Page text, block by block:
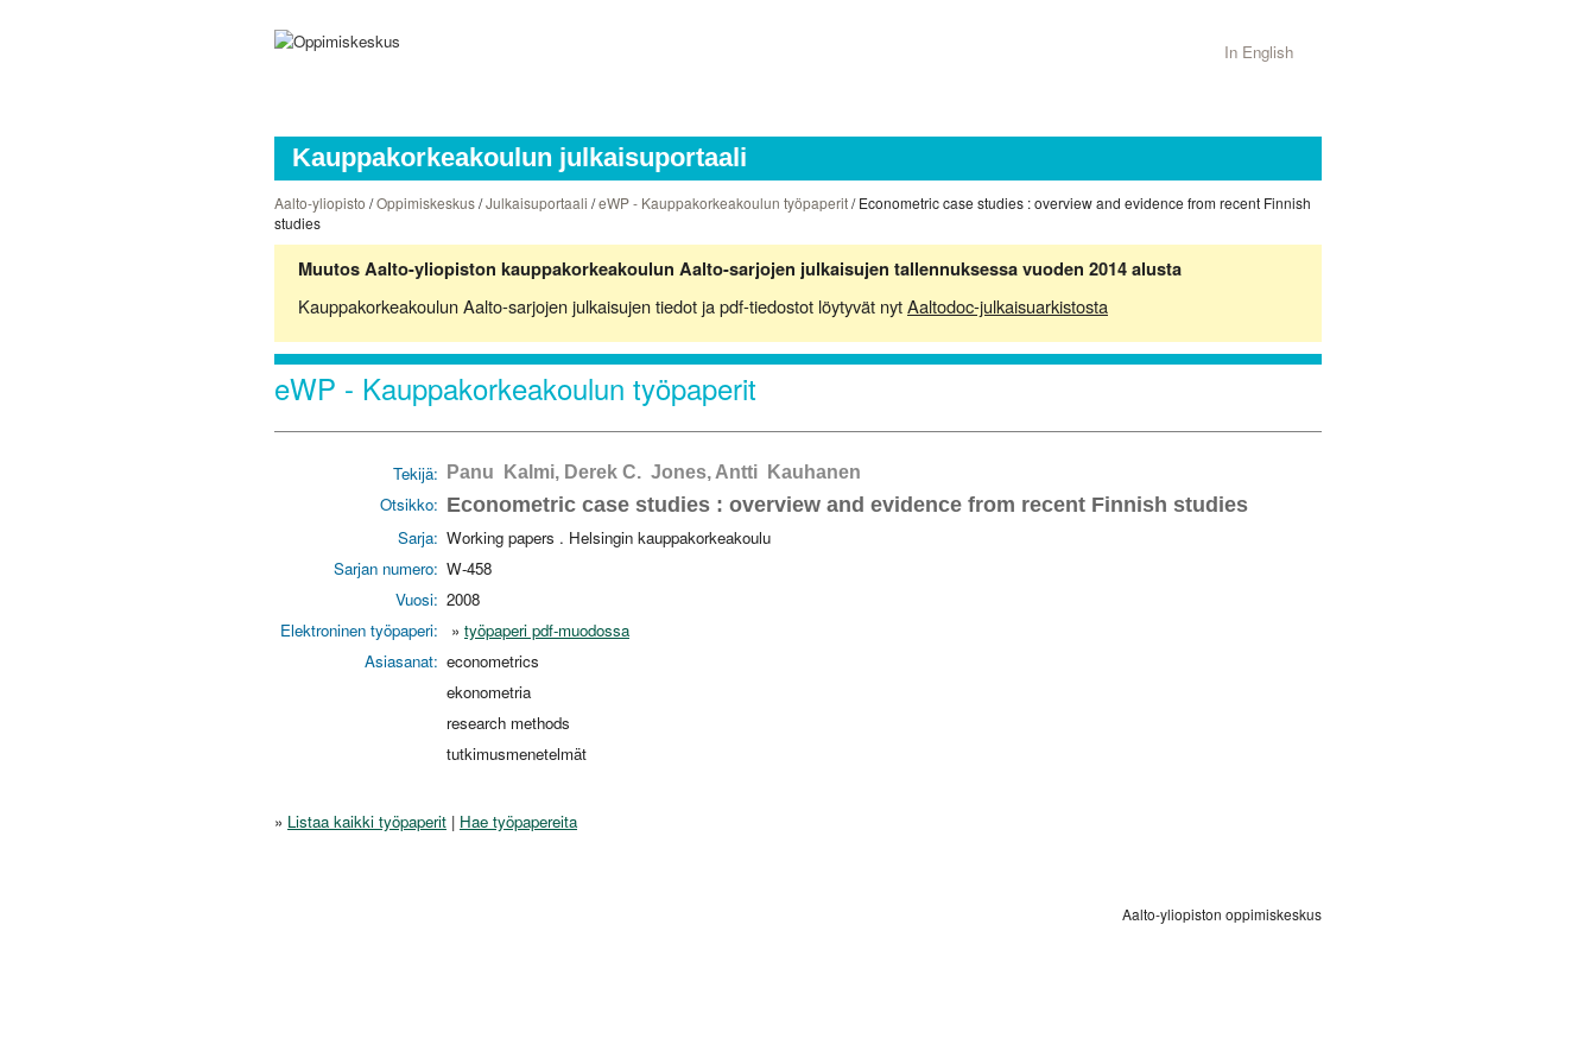
In English
Kauppakorkeakoulun julkaisuportaali
Aalto-yliopisto /Oppimiskeskus/Julkaisuportaali /eWP - Kauppakorkeakoulun työpaperit/ Econometric case studies : overview and evidence from recent Finnish
studies
Muutos Aalto-yliopiston kauppakorkeakoulun Aalto-sarjojen julkaisujen tallennuksessa vuoden 2014 alusta
Kauppakorkeakoulun Aalto-sarjojen julkaisujen tiedot ja pdf-tiedostot löytyvät nytAaltodoc-julkaisuarkistosta
eWP - Kauppakorkeakoulun työpaperit
Tekijä: Panu Kalmi, Derek C. Jones, Antti Kauhanen
Otsikko: Econometric case studies : overview and evidence from recent Finnish studies
Sarja: Working papers . Helsingin kauppakorkeakoulu
Sarjan numero: W-458
Vuosi: 2008
Elektroninen työpaperi:
» työpaperi pdf-muodossa
Asiasanat: econometrics
ekonometria
research methods
tutkimusmenetelmät
» Listaa kaikki työpaperit | Hae työpapereita
Aalto-yliopiston oppimiskeskus